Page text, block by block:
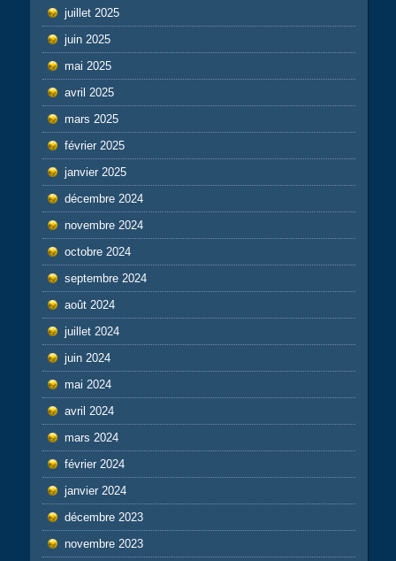
juillet 2025
juin 2025
mai 2025
avril 2025
mars 2025
février 2025
janvier 2025
décembre 2024
novembre 2024
octobre 2024
septembre 2024
août 2024
juillet 2024
juin 2024
mai 2024
avril 2024
mars 2024
février 2024
janvier 2024
décembre 2023
novembre 2023